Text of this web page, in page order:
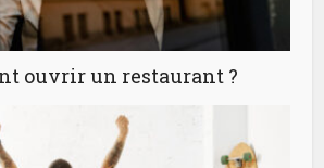
ouvrir un restaurant ?